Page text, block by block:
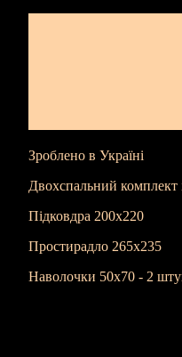
Зроблено в Україні
Двохспальний комплект
Підковдра 200х220
Простирадло 265х235
Наволочки 50х70 - 2